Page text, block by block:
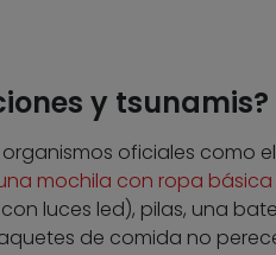
y tsunamis?
organismos oficiales como el
mochila con ropa
luces led), pilas, una
de comida no